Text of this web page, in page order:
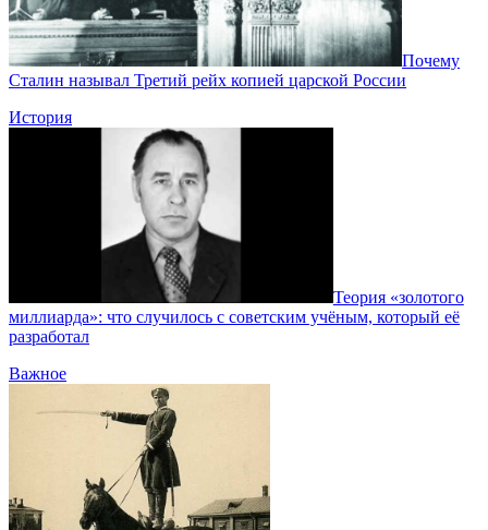
Почему
Сталин называл Третий рейх копией царской России
История
Теория «золотого
миллиарда»: что случилось с советским учёным, который её
разработал
Важное